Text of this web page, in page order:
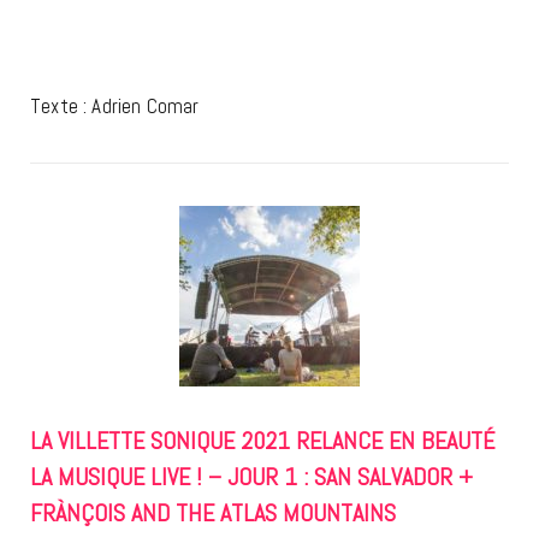
Texte : Adrien Comar
LA VILLETTE SONIQUE 2021 RELANCE EN BEAUTÉ
LA MUSIQUE LIVE ! – JOUR 1 : SAN SALVADOR +
FRÀNÇOIS AND THE ATLAS MOUNTAINS